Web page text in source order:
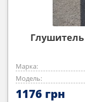
Глушитель
Марка:
Модель:
1176 грн